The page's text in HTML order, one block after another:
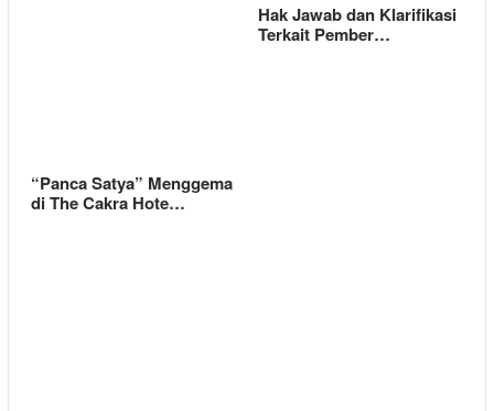
Hak Jawab dan Klarifikasi
Terkait Pember…
“Panca Satya” Menggema
di The Cakra Hote…